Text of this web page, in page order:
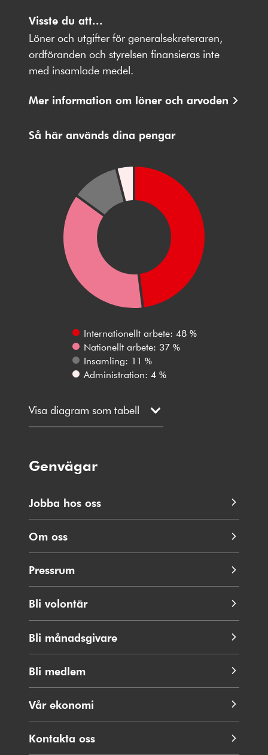
oss
på
Facebbok
oss
på
oss
på
Instagram
på
Youtube
på
LinkedIn
Visste du att...
Löner och utgifter för generalsekreteraren,
ordföranden och styrelsen finansieras inte
med insamlade medel.
Mer information om löner och arvoden
Så här används dina pengar
Internationellt arbete: 48 %
Nationellt arbete: 37 %
Insamling: 11 %
Administration: 4 %
Visa diagram som tabell
Genvägar
Jobba hos oss
Om oss
Pressrum
Bli volontär
Bli månadsgivare
Bli medlem
Vår ekonomi
Kontakta oss